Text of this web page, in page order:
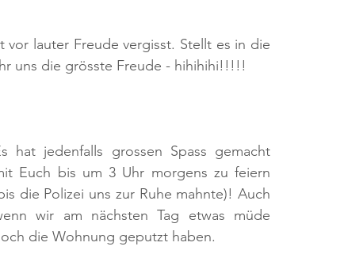
vor lauter Freude vergisst. Stellt es in die
uns die grösste Freude - hihihihi!!!!!
hat jedenfalls grossen Spass gemacht
Euch bis um 3 Uhr morgens zu feiern
die Polizei uns zur Ruhe mahnte)! Auch
wir am nächsten Tag etwas müde
die Wohnung geputzt haben.